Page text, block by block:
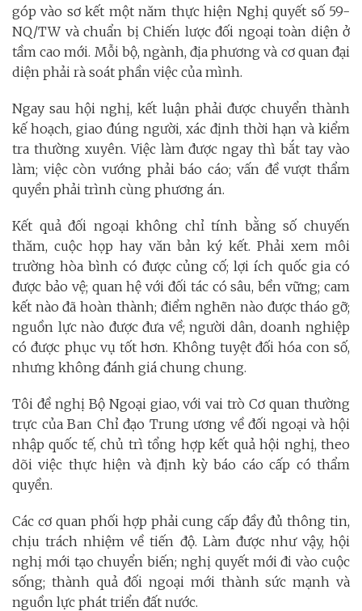
góp vào sơ kết một năm thực hiện Nghị quyết số 59-
NQ/TW và chuẩn bị Chiến lược đối ngoại toàn diện ở
tầm cao mới. Mỗi bộ, ngành, địa phương và cơ quan đại
diện phải rà soát phần việc của mình.
Ngay sau hội nghị, kết luận phải được chuyển thành
kế hoạch, giao đúng người, xác định thời hạn và kiểm
tra thường xuyên. Việc làm được ngay thì bắt tay vào
làm; việc còn vướng phải báo cáo; vấn đề vượt thẩm
quyền phải trình cùng phương án.
Kết quả đối ngoại không chỉ tính bằng số chuyến
thăm, cuộc họp hay văn bản ký kết. Phải xem môi
trường hòa bình có được củng cố; lợi ích quốc gia có
được bảo vệ; quan hệ với đối tác có sâu, bền vững; cam
kết nào đã hoàn thành; điểm nghẽn nào được tháo gỡ;
nguồn lực nào được đưa về; người dân, doanh nghiệp
có được phục vụ tốt hơn. Không tuyệt đối hóa con số,
nhưng không đánh giá chung chung.
Tôi đề nghị Bộ Ngoại giao, với vai trò Cơ quan thường
trực của Ban Chỉ đạo Trung ương về đối ngoại và hội
nhập quốc tế, chủ trì tổng hợp kết quả hội nghị, theo
dõi việc thực hiện và định kỳ báo cáo cấp có thẩm
quyền.
Các cơ quan phối hợp phải cung cấp đầy đủ thông tin,
chịu trách nhiệm về tiến độ. Làm được như vậy, hội
nghị mới tạo chuyển biến; nghị quyết mới đi vào cuộc
sống; thành quả đối ngoại mới thành sức mạnh và
nguồn lực phát triển đất nước.